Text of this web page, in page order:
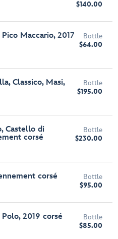
$140.00
Maccario, 2017
Bottle
$64.00
Classico, Masi,
Bottle
$195.00
Castello di
corsé
Bottle
$230.00
corsé
Bottle
$95.00
2019 corsé
Bottle
$85.00